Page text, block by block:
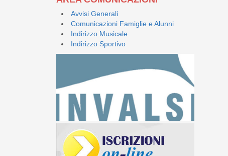
Avvisi Generali
Comunicazioni Famiglie e Alunni
Indirizzo Musicale
Indirizzo Sportivo